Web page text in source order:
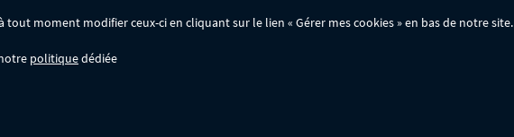
moment modifier ceux-ci en cliquant sur le lien « Gérer mes cookies » en bas de notre site.
politiquedédiée